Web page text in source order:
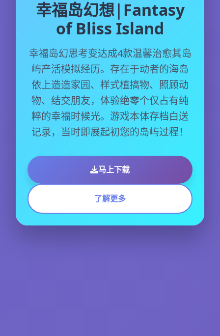
幸福岛幻想|Fantasy
of Bliss Island
幸福岛幻思考变达成4款温馨治愈其岛
屿产活模拟经历。存在于动者的海岛
依上造造家园、样式植搞物、照顾动
物、结交朋友，体验绝零个仅占有纯
粹的幸福时候光。游戏本体存档白送
记录，当时即展起初您的岛屿过程！
马上下载
了解更多